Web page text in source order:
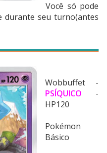
Você só pode
durante seu turno(antes
Wobbuffet -
PSÍQUICO -
HP120
Pokémon
Básico